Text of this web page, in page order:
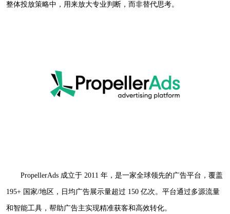
整体投放策略中，用来放大专业判断，而非替代思考。
PropellerAds 成立于 2011 年，是一家全球领先的广告平台，覆盖
195+ 国家/地区，日均广告展示量超过 150 亿次。平台通过多源流量
和智能工具，帮助广告主实现精准获客和高效转化。